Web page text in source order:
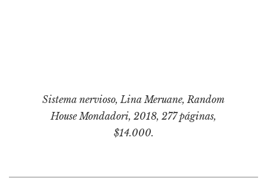
Sistema nervioso, Lina Meruane, Random
House Mondadori, 2018, 277 páginas,
$14.000.